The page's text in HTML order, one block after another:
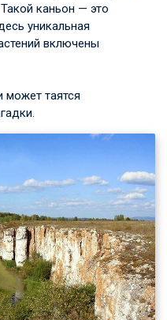
каньон — это
уникальная
включены
может таятся